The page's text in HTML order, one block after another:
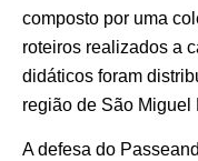
composto por uma
roteiros realizados a
didáticos foram
região de São Miguel
A defesa do